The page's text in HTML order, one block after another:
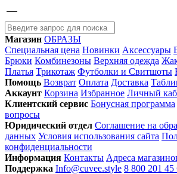
Магазин ОБРАЗЫ
Специальная цена Новинки Аксессуары
Брюки Комбинезоны Верхняя одежда
Платья Трикотаж Футболки и Свитшоты
Помощь Возврат Оплата Доставка
Аккаунт Корзина Избранное Личный
Клиентский сервис Бонусная программа
вопросы
Юридический отдел Соглашение на
данных Условия использования сайта
конфиденциальности
Информация Контакты Адреса
Поддержка Info@cuvee.style 8 800 201 45